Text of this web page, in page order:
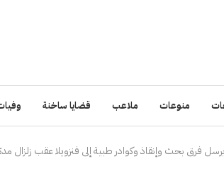
منوعات ملاعب قضايا ساخنة
فرق بحث وإنقاذ وكوادر طبية إلى فنزويلا عقب زلزال